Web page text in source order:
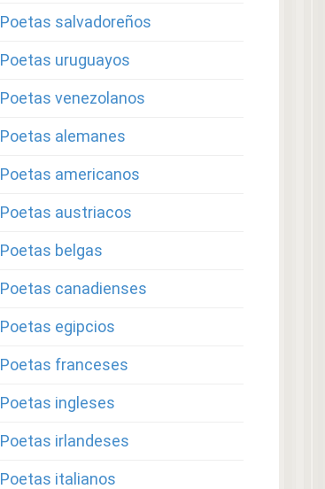
Poetas salvadoreños
Poetas uruguayos
Poetas venezolanos
Poetas alemanes
Poetas americanos
Poetas austriacos
Poetas belgas
Poetas canadienses
Poetas egipcios
Poetas franceses
Poetas ingleses
Poetas irlandeses
Poetas italianos